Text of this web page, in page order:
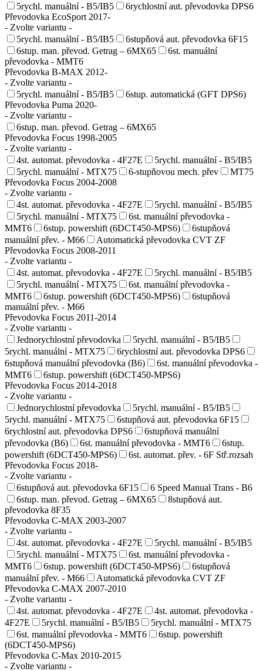
5rychl. manuální - B5/IB5
6rychlostní aut. převodovka DPS6
Převodovka EcoSport 2017-
- Zvolte variantu -
5rychl. manuální - B5/IB5
6stupňová aut. převodovka 6F15
6stup. man. převod. Getrag – 6MX65
6st. manuální
převodovka - MMT6
Převodovka B-MAX 2012-
- Zvolte variantu -
5rychl. manuální - B5/IB5
6stup. automatická (GFT DPS6)
Převodovka Puma 2020-
- Zvolte variantu -
6stup. man. převod. Getrag – 6MX65
Převodovka Focus 1998-2005
- Zvolte variantu -
4st. automat. převodovka - 4F27E
5rychl. manuální - B5/IB5
5rychl. manuální - MTX75
6-stupňovou mech. přev
MT75
Převodovka Focus 2004-2008
- Zvolte variantu -
4st. automat. převodovka - 4F27E
5rychl. manuální - B5/IB5
5rychl. manuální - MTX75
6st. manuální převodovka -
MMT6
6stup. powershift (6DCT450-MPS6)
6stupňová
manuální přev. - M66
Automatická převodovka CVT ZF
Převodovka Focus 2008-2011
- Zvolte variantu -
4st. automat. převodovka - 4F27E
5rychl. manuální - B5/IB5
5rychl. manuální - MTX75
6st. manuální převodovka -
MMT6
6stup. powershift (6DCT450-MPS6)
6stupňová
manuální přev. - M66
Převodovka Focus 2011-2014
- Zvolte variantu -
Jednorychlostní převodovka
5rychl. manuální - B5/IB5
5rychl. manuální - MTX75
6rychlostní aut. převodovka DPS6
6stupňová manuální převodovka (B6)
6st. manuální převodovka -
MMT6
6stup. powershift (6DCT450-MPS6)
Převodovka Focus 2014-2018
- Zvolte variantu -
Jednorychlostní převodovka
5rychl. manuální - B5/IB5
5rychl. manuální - MTX75
6stupňová aut. převodovka 6F15
6rychlostní aut. převodovka DPS6
6stupňová manuální
převodovka (B6)
6st. manuální převodovka - MMT6
6stup.
powershift (6DCT450-MPS6)
6st. automat. přev. - 6F Stř.rozsah
Převodovka Focus 2018-
- Zvolte variantu -
6stupňová aut. převodovka 6F15
6 Speed Manual Trans - B6
6stup. man. převod. Getrag – 6MX65
8stupňová aut.
převodovka 8F35
Převodovka C-MAX 2003-2007
- Zvolte variantu -
4st. automat. převodovka - 4F27E
5rychl. manuální - B5/IB5
5rychl. manuální - MTX75
6st. manuální převodovka -
MMT6
6stup. powershift (6DCT450-MPS6)
6stupňová
manuální přev. - M66
Automatická převodovka CVT ZF
Převodovka C-MAX 2007-2010
- Zvolte variantu -
4st. automat. převodovka - 4F27E
4st. automat. převodovka -
4F27E
5rychl. manuální - B5/IB5
5rychl. manuální - MTX75
6st. manuální převodovka - MMT6
6stup. powershift
(6DCT450-MPS6)
Převodovka C-Max 2010-2015
- Zvolte variantu -